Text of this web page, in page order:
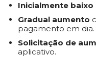
Inicialmente baixo
Gradual aumento
pagamento em dia.
Solicitação de
aplicativo.